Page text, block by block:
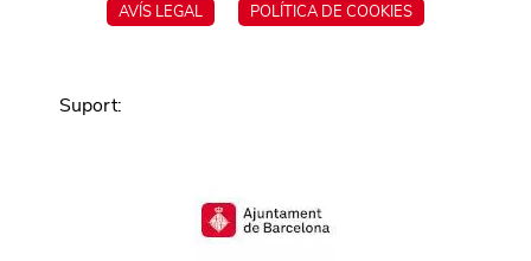
AVÍS LEGAL POLÍTICA DE COOKIES
Suport: